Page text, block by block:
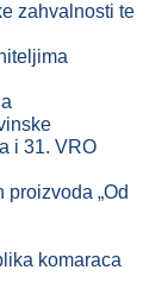
zahvalnosti te
i 31. VRO
„Od
komaraca